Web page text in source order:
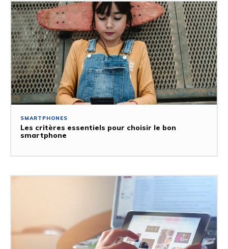
SMARTPHONES
Les critères essentiels pour choisir le bon
smartphone